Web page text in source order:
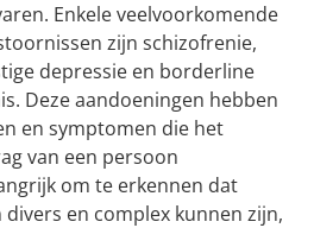
Enkele veelvoorkomende
zijn schizofrenie,
depressie en borderline
Deze aandoeningen hebben
en symptomen die het
van een persoon
om te erkennen dat
en complex kunnen zijn,